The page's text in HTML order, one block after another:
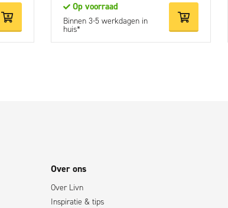
Op voorraad
Binnen 3-5 werkdagen in
huis*
Over ons
Over Livn
Inspiratie & tips